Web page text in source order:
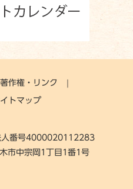
著作権・リンク
トマップ
人番号4000020112283
市中宗岡1丁目1番1号